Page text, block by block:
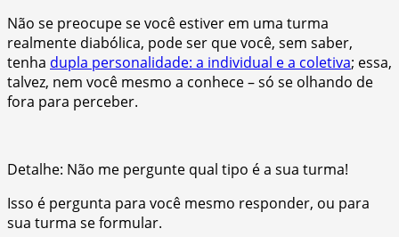
Não se preocupe se você estiver em uma turma
realmente diabólica, pode ser que você, sem saber,
tenha dupla personalidade: a individual e a coletiva; essa,
talvez, nem você mesmo a conhece – só se olhando de
fora para perceber.
Detalhe: Não me pergunte qual tipo é a sua turma!
Isso é pergunta para você mesmo responder, ou para
sua turma se formular.